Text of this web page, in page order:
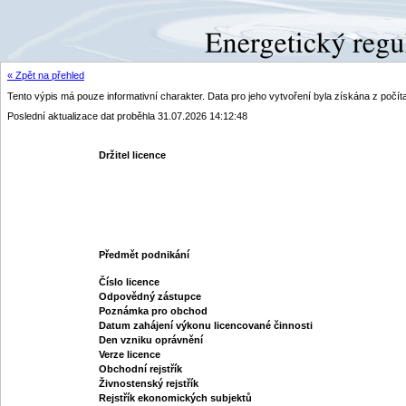
« Zpět na přehled
Tento výpis má pouze informativní charakter. Data pro jeho vytvoření byla získána z
Poslední aktualizace dat proběhla 31.07.2026 14:12:48
Držitel licence
Předmět podnikání
Číslo licence
Odpovědný zástupce
Poznámka pro obchod
Datum zahájení výkonu licencované činnosti
Den vzniku oprávnění
Verze licence
Obchodní rejstřík
Živnostenský rejstřík
Rejstřík ekonomických subjektů